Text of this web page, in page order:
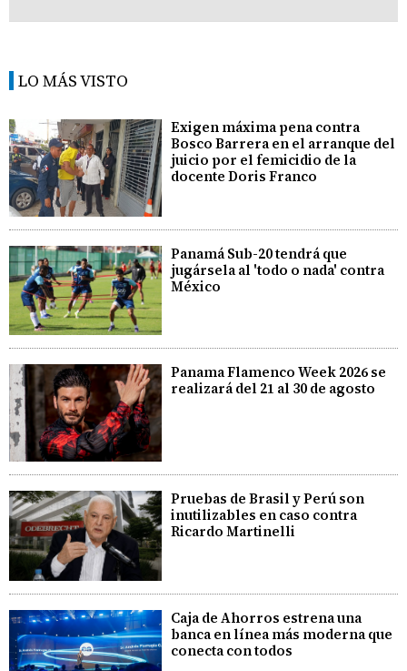
LO MÁS VISTO
Exigen máxima pena contra
Bosco Barrera en el arranque del
juicio por el femicidio de la
docente Doris Franco
Panamá Sub-20 tendrá que
jugársela al 'todo o nada' contra
México
Panama Flamenco Week 2026 se
realizará del 21 al 30 de agosto
Pruebas de Brasil y Perú son
inutilizables en caso contra
Ricardo Martinelli
Caja de Ahorros estrena una
banca en línea más moderna que
conecta con todos